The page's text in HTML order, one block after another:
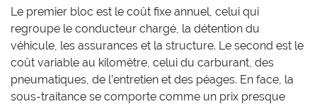
Le premier bloc est le coût fixe annuel, celui qui
regroupe le conducteur chargé, la détention du
véhicule, les assurances et la structure. Le second est le
coût variable au kilomètre, celui du carburant, des
pneumatiques, de l’entretien et des péages. En face, la
sous-traitance se comporte comme un prix presque